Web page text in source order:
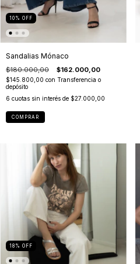
10 % OFF
Sandalias Mónaco
$180.000,00 $162.000,00
$145.800,00 con Transferencia o
depósito
6 cuotas sin interés de $27.000,00
COMPRAR
18 % OFF